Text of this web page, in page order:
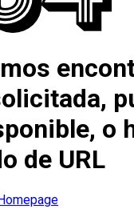
o
de URL